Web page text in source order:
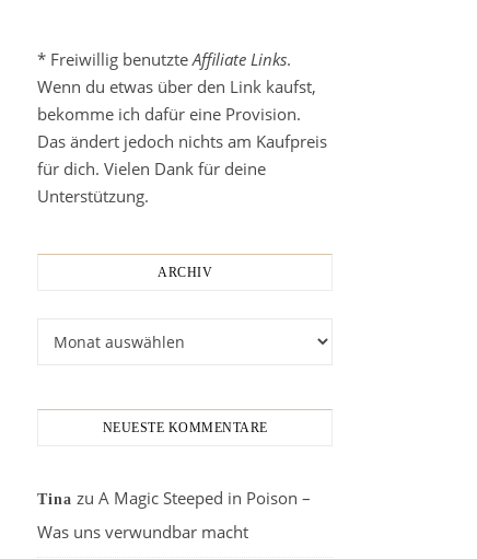
* Freiwillig benutzteAffiliate Links.
Wenn du etwas über den Link kaufst,
bekomme ich dafür eine Provision.
Das ändert jedoch nichts am Kaufpreis
für dich. Vielen Dank für deine
Unterstützung.
ARCHIV
NEUESTE KOMMENTARE
Tina zu A Magic Steeped in Poison –
Was uns verwundbar macht